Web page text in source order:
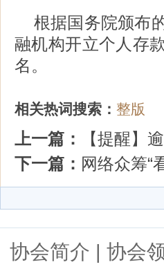
根据国务院颁布
融机构开立个人存
名。
相关热词搜索： 整版
上一篇：
【提醒】
下一篇： 网络众筹“
协会简介 | 协会